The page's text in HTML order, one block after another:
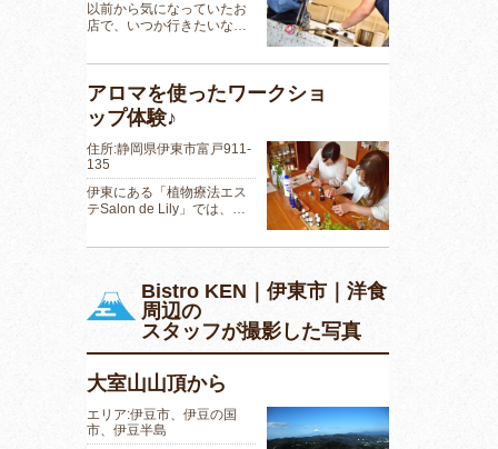
以前から気になっていたお
店で、いつか行きたいな…
アロマを使ったワークショ
ップ体験♪
住所:静岡県伊東市富戸911-
135
伊東にある「植物療法エス
テSalon de Lily」では、…
Bistro KEN｜伊東市｜洋食
周辺の
スタッフが撮影した写真
大室山山頂から
エリア:伊豆市、伊豆の国
市、伊豆半島